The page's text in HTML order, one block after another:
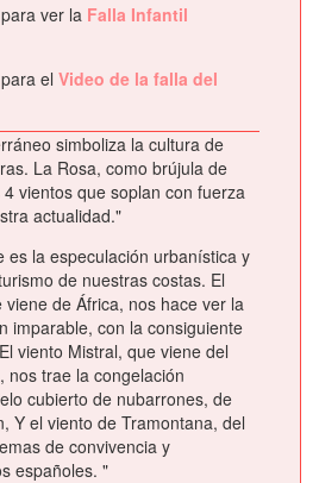
ver la Falla Infantil
el Video de la falla del
simboliza la cultura de
La Rosa, como brújula de
vientos que soplan con fuerza
actualidad."
es la especulación urbanística y
de nuestras costas. El
de África, nos hace ver la
imparable, con la consiguiente
viento Mistral, que viene del
nos trae la congelación
cubierto de nubarrones, de
Y el viento de Tramontana, del
de convivencia y
españoles. "